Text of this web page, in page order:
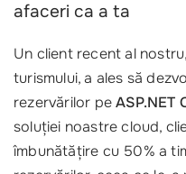
afaceri ca a ta
Un client recent al
turismului, a ales să
rezervărilor peASP.NET
soluției noastre cloud,
îmbunătățire cu 50% a